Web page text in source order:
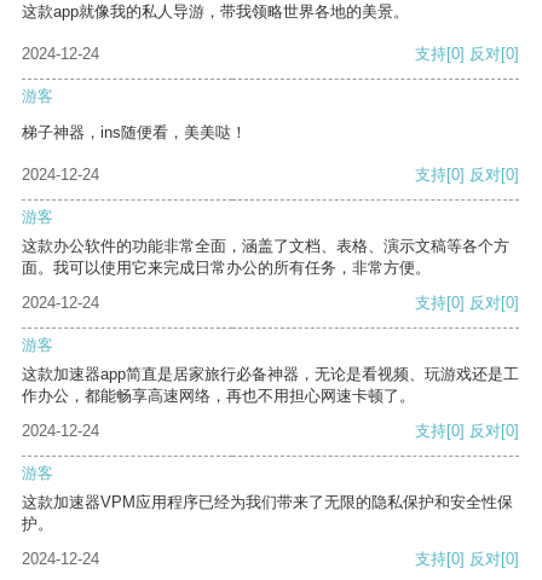
这款app就像我的私人导游，带我领略世界各地的美景。
2024-12-24 支持[0] 反对[0]
游客
梯子神器，ins随便看，美美哒！
2024-12-24 支持[0] 反对[0]
游客
这款办公软件的功能非常全面，涵盖了文档、表格、演示文稿等各个方
面。我可以使用它来完成日常办公的所有任务，非常方便。
2024-12-24
支持[0] 反对[0]
游客
这款加速器app简直是居家旅行必备神器，无论是看视频、玩游戏还是工
作办公，都能畅享高速网络，再也不用担心网速卡顿了。
2024-12-24
支持[0] 反对[0]
游客
这款加速器VPM应用程序已经为我们带来了无限的隐私保护和安全性保
护。
2024-12-24
支持[0] 反对[0]